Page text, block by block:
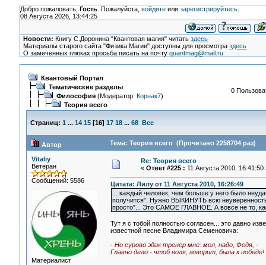
Добро пожаловать, Гость. Пожалуйста, войдитеили зарегистрируйтесь.
08 Августа 2026, 13:44:25
Новости: Книгу С.Доронина "Квантовая магия" читатьздесь
Материалы старого сайта "Физика Магии" доступны для просмотраздесь
О замеченных глюках просьба писать на почтуquantmag@mail.ru
Квантовый Портал
Тематические разделы
Философия(Модератор: Корнак7)
Теория всего
0
Страниц: 1 ... 14 15[16] 17 18 ... 68 Все
Автор Тема: Теория всего (Прочитано 2258704 раз)
Vitaliy
Ветеран
Сообщений: 5586
Материалист
Re: Теория всего
« Ответ #225 : 11 Августа 2010, 16:41:50
Цитата: Лилу от 11 Августа 2010, 16:26:49
... каждый человек, чем больше у него было
получится". Нужно ВЫКИНУТЬ всю
просто"... Это САМОЕ ГЛАВНОЕ. А вовсе не то, как
Тут я с тобой полностью согласен... это давно
известной песне Владимира Семеновича:
- Но сурово эдак тренер мне: мол, надо, Федя, -
Главно дело - чтоб воля, говорит, была к победе!